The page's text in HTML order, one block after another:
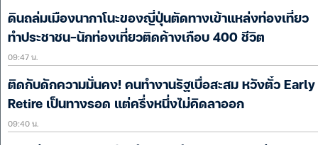
ดินถล่มเมืองนากาโนะของญี่ปุ่นตัดทางเข้าแหล่งท่องเที่ยว
ทำประชาชน-นักท่องเที่ยวติดค้างเกือบ 400 ชีวิต
09:47 น.
ติดกับดักความมั่นคง! คนทำงานรัฐเบื่อสะสม หวังตั๋ว Early
Retire เป็นทางรอด แต่ครึ่งหนึ่งไม่คิดลาออก
09:40 น.